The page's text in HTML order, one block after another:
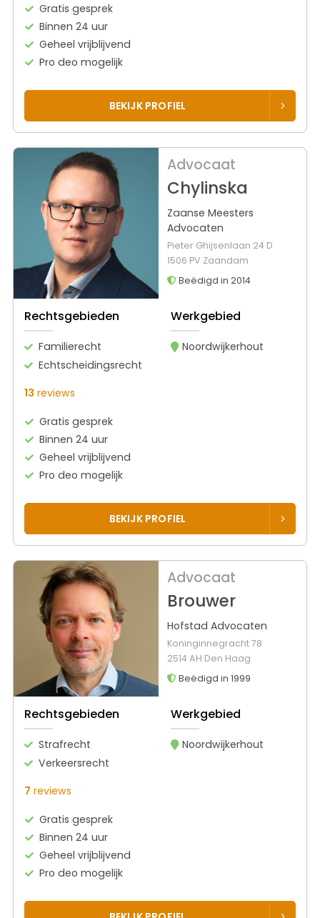
Gratis gesprek
Binnen 24 uur
Geheel vrijblijvend
Pro deo mogelijk
BEKIJK PROFIEL
Advocaat
Chylinska
Zaanse Meesters
Advocaten
Pieter Ghijsenlaan 24 D
1506 PV Zaandam
Beëdigd in 2014
Rechtsgebieden
Familierecht
Echtscheidingsrecht
Werkgebied
Noordwijkerhout
13 reviews
Gratis gesprek
Binnen 24 uur
Geheel vrijblijvend
Pro deo mogelijk
BEKIJK PROFIEL
Advocaat
Brouwer
Hofstad Advocaten
Koninginnegracht 78
2514 AH Den Haag
Beëdigd in 1999
Rechtsgebieden
Strafrecht
Verkeersrecht
Werkgebied
Noordwijkerhout
7 reviews
Gratis gesprek
Binnen 24 uur
Geheel vrijblijvend
Pro deo mogelijk